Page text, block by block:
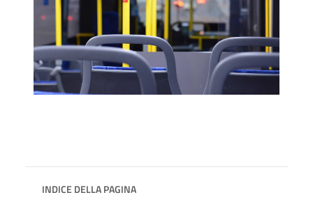
INDICE DELLA PAGINA